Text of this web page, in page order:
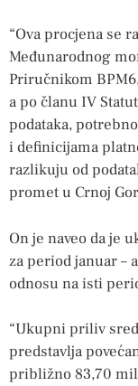
“Ova procjena se
Međunarodnog
Priručnikom
a po članu IV
podataka,
i definicijama
razlikuju od
promet u Crnoj
On je naveo da je
za period januar –
odnosu na isti
“Ukupni priliv
predstavlja
približno 83,70